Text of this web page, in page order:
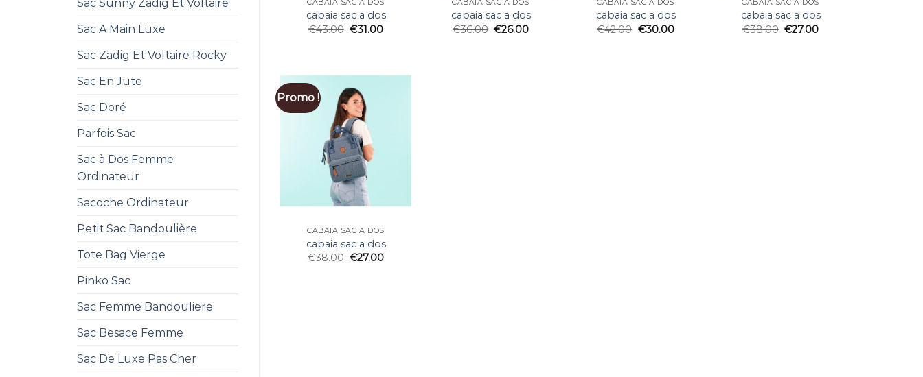
Sac Sunny Zadig Et Voltaire
Sac A Main Luxe
Sac Zadig Et Voltaire Rocky
Sac En Jute
Sac Doré
Parfois Sac
Sac à Dos Femme
Ordinateur
Sacoche Ordinateur
Petit Sac Bandoulière
Tote Bag Vierge
Pinko Sac
Sac Femme Bandouliere
Sac Besace Femme
Sac De Luxe Pas Cher
CABAIA SAC A DOS
cabaia sac a dos
€43.00 €31.00
CABAIA SAC A DOS
cabaia sac a dos
€36.00 €26.00
CABAIA SAC A DOS
cabaia sac a dos
€42.00 €30.00
CABAIA SAC A DOS
cabaia sac a dos
€38.00 €27.00
Promo !
CABAIA SAC A DOS
cabaia sac a dos
€38.00 €27.00